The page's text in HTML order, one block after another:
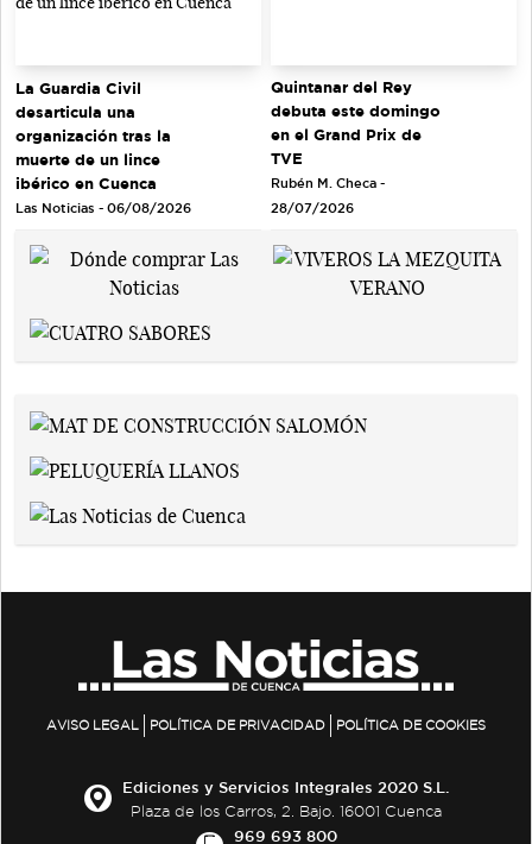
La Guardia Civil
desarticula una
organización tras la
muerte de un lince
ibérico en Cuenca
Las Noticias - 06/08/2026
Quintanar del Rey
debuta este domingo
en el Grand Prix de
TVE
Rubén M. Checa -
28/07/2026
AVISO LEGAL POLÍTICA DE PRIVACIDAD POLÍTICA DE COOKIES
Ediciones y Servicios Integrales 2020 S.L.
Plaza de los Carros, 2. Bajo. 16001 Cuenca
969 693 800